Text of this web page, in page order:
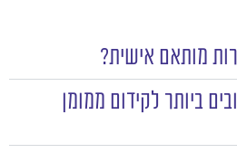
מותאם אישית?
ביותר לקידום ממומן